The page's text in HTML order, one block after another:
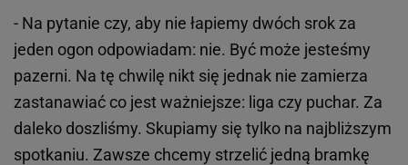
- Na pytanie czy, aby nie łapiemy dwóch srok za
jeden ogon odpowiadam: nie. Być może jesteśmy
pazerni. Na tę chwilę nikt się jednak nie zamierza
zastanawiać co jest ważniejsze: liga czy puchar. Za
daleko doszliśmy. Skupiamy się tylko na najbliższym
spotkaniu. Zawsze chcemy strzelić jedną bramkę